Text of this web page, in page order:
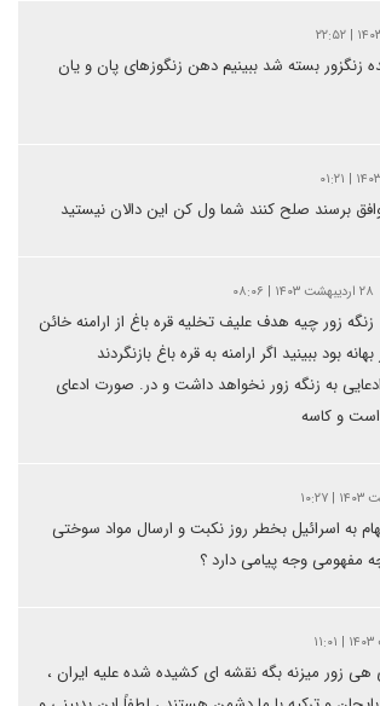
زنگزور بسته شد ببینیم دهن زنگوزهای پان و یان
برسند صلح کنند شما ول کن این دالان نیستید
۲۸ اردیبهشت ۱۴۰۳ | ۰۸:۰۶
زنگه زور چیه هدف علیف تخلیه قره باغ از ارامنه خائن
بود ببینید اگر ارامنه به قره باغ بازنگردند
به زنگه زور نخواهد داشت و در. صورت ادعای
و کاسه
به اسرائیل بخطر روز نکبت و ارسال مواد سوختی
مفهومی وجه پیامی دارد ؟
زور میزنه بگه نقشه ای کشیده شده علیه ایران ،